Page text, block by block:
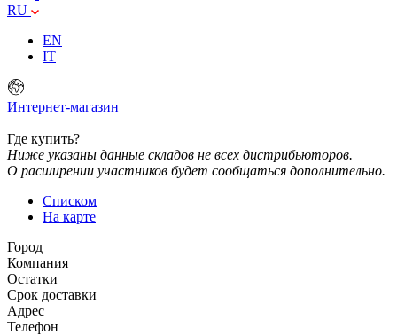
RU
EN
IT
Интернет-магазин
Где купить?
Ниже указаны данные складов не всех дистрибьюторов.
О расширении участников будет сообщаться дополнительно.
Списком
На карте
Город
Компания
Остатки
Срок доставки
Адрес
Телефон